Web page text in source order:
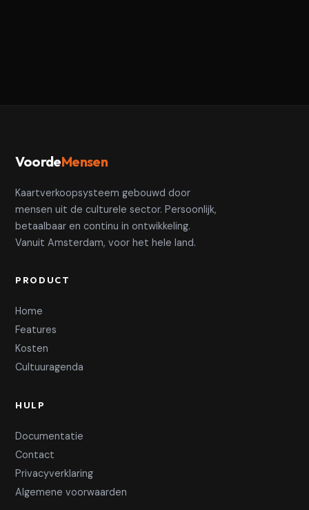
VoordeMensen
Kaartverkoopsysteem gebouwd door
mensen uit de culturele sector. Persoonlijk,
betaalbaar en continu in ontwikkeling.
Vanuit Amsterdam, voor het hele land.
PRODUCT
Home
Features
Kosten
Cultuuragenda
HULP
Documentatie
Contact
Privacyverklaring
Algemene voorwaarden